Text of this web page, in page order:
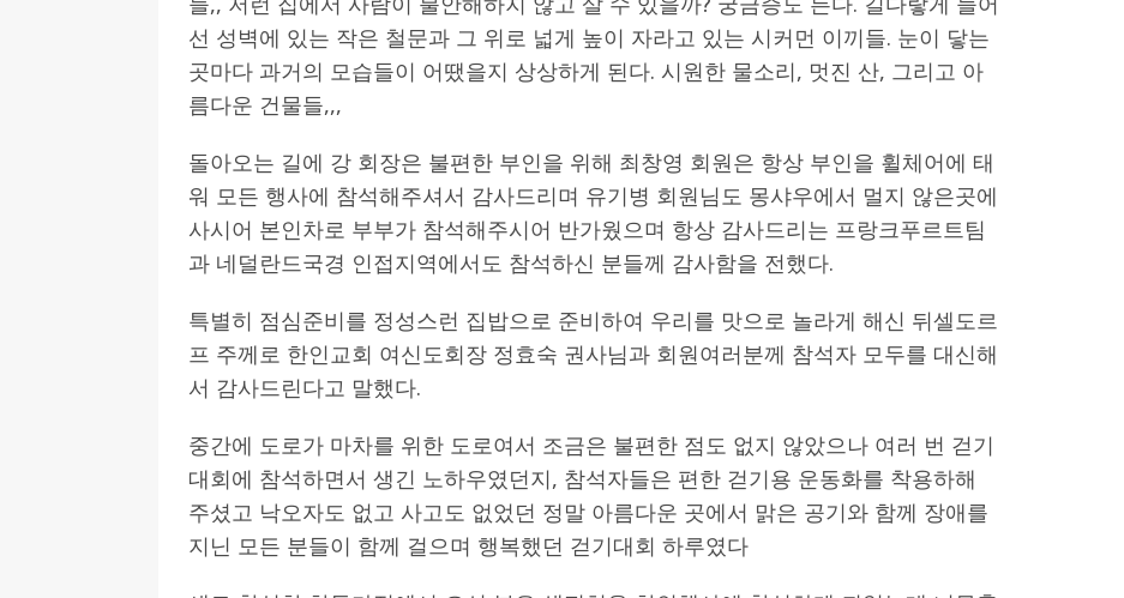
선 성벽에 있는 작은 철문과 그 위로 넓게 높이 자라고 있는 시커먼 이끼들. 눈이 닿는
곳마다 과거의 모습들이 어땠을지 상상하게 된다. 시원한 물소리, 멋진 산, 그리고 아
름다운 건물들,,,
돌아오는 길에 강 회장은 불편한 부인을 위해 최창영 회원은 항상 부인을 휠체어에 태
워 모든 행사에 참석해주셔서 감사드리며 유기병 회원님도 몽샤우에서 멀지 않은곳에
사시어 본인차로 부부가 참석해주시어 반가웠으며 항상 감사드리는 프랑크푸르트팀
과 네덜란드국경 인접지역에서도 참석하신 분들께 감사함을 전했다.
특별히 점심준비를 정성스런 집밥으로 준비하여 우리를 맛으로 놀라게 해신 뒤셀도르
프 주께로 한인교회 여신도회장 정효숙 권사님과 회원여러분께 참석자 모두를 대신해
서 감사드린다고 말했다.
중간에 도로가 마차를 위한 도로여서 조금은 불편한 점도 없지 않았으나 여러 번 걷기
대회에 참석하면서 생긴 노하우였던지, 참석자들은 편한 걷기용 운동화를 착용하해
주셨고 낙오자도 없고 사고도 없었던 정말 아름다운 곳에서 맑은 공기와 함께 장애를
지닌 모든 분들이 함께 걸으며 행복했던 걷기대회 하루였다